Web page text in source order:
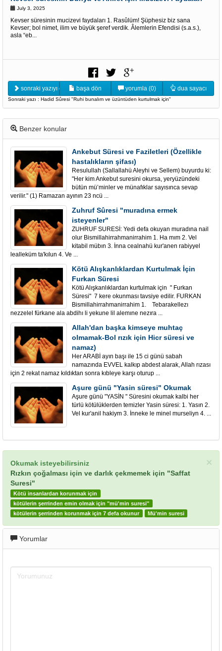
July 3, 2025
Kevser süresinin mucizevi faydaları 1. Rasûlüm! Şüphesiz biz sana
Kevser; bol nimet, ilim ve büyük şeref verdik. Âlemlerin Efendisi (s.a.s.),
asla “eb...
sonraki yazıyı oku başa dön yorumla (0) dua sayacı
Sonraki yazı : Hadid Sûresi "Ruhi bunalım ve üzüntüden kurtulmak için"
Benzer konular
Ankebut Süresi ve Faziletleri (Özellikle
hastalıkların şifası)
Resulullah (Sallallahü Aleyhi ve Sellem) buyurdu ki:
"Her kim Ankebut suresini okursa, yeryüzündeki
bütün mü’minler ve münafıklar sayısınca sevap
verilir." (1) Ramazan ayının 23 ncü ...
Zuhruf Sûresi "muradına ermek
isteyenler"
ZUHRUF SURESİ: Yedi defa okuyan muradına nail
olur Bismillahirrahmanirrahim 1. Ha mım 2. Vel
kitabil mübın 3. İnna cealnahü kur'anen rabiyyel
lealleküm ta'kılun 4. Ve ...
Kötü Alışkanlıklardan Kurtulmak İçin
Furkan Süresi
Kötü Alışkanlıklardan kurtulmak için " Furkan
Süresi" 7 kere okunması tavsiye edilir. FURKAN
Bismillahirrahmanirrahim 1. Tebarakellezı
nezzelel fürkane ala abdihı li yekune lil alemıne nezıra ...
Allah'dan başka kimseye muhtaç
olmamak-Bol rızık için Hicr süresi ve
namaz)
Her ARABİ ayın başı ile 15 ci günü sabah
namazında EVVEL kalkıp abdest alarak, Allah rızası
için 2 rekat namaz kıldıktan sonra kıbleye karşı oturup ...
Aşure günü "Yasin süresi" Okumak
Aşure günü "YASİN " Süresini okumak kalbi her
türlü kötülüklerden temizler Yasin süresi: 1. Yasın 2.
Vel kur'anil hakiym 3. İnneke le minel murseliyn 4. ...
×
Okumak isteyebilirsiniz
Rızkın çoğalması için ve darlık çekmemek için "Saffat
Suresi"
Kötü insanlardan korunmak için
kötülerin şerrinden emin olmak için "mü'min suresi"
kötülerin şerrinden korunmak için 7 defa okunur
Mü'min suresi
Yorumlar